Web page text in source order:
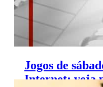
Jogos de
Internet; veja